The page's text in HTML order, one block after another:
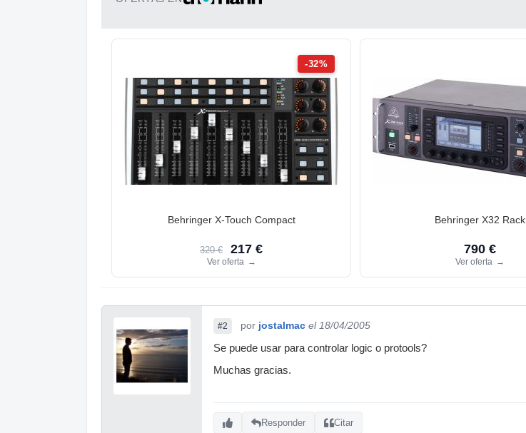
-32%
Behringer X-Touch Compact
320 € 217 €
Ver oferta →
Behringer X32 Rack
790 €
Ver oferta →
#2 por jostalmac el 18/04/2005
Se puede usar para controlar logic o protools?
Muchas gracias.
Responder Citar